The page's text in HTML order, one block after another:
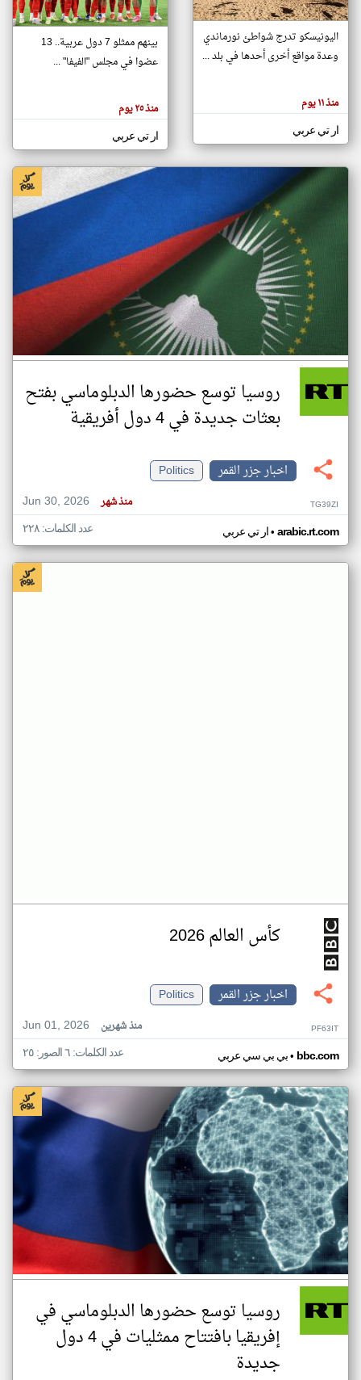
تغيير الدولة
اخبار جزر القمر على مدار الساعة
أهم اخبار جزر القمر العاجلة والمباشرة
هنا عن
وجهة
كاتبيها.
اليونيسكو تدرج شواطئ نورماندي
وعدة مواقع أخرى أحدها في بلد ...
منذ ١١ يوم
ار تي عربي
بينهم ممثلو 7 دول عربية.. 13
عضوا في مجلس "الفيفا" ...
منذ ٢٥ يوم
ار تي عربي
روسيا توسع حضورها الدبلوماسي بفتح
بعثات جديدة في 4 دول أفريقية
اخبار جزر القمر
Politics
Jun 30, 2026
منذ شهر TG39ZI
ار تي عربي• arabic.rt.com عدد الكلمات: ٢٢٨
كأس العالم 2026
اخبار جزر القمر
Politics
Jun 01, 2026
منذ شهرين PF63IT
بي بي سي عربي• bbc.com عدد الكلمات: ٦ الصور: ٢٥
روسيا توسع حضورها الدبلوماسي في
إفريقيا بافتتاح ممثليات في 4 دول
جديدة
klyoum.com